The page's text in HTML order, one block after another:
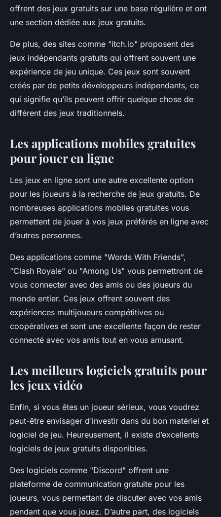
offrent des jeux gratuits sur une base régulière et ont
une section dédiée aux jeux gratuits.
De plus, des sites comme "itch.io" proposent des
jeux indépendants gratuits qui offrent souvent une
expérience de jeu unique. Ces jeux sont souvent
créés par de petits développeurs indépendants, ce
qui signifie qu’ils peuvent offrir quelque chose de
différent des jeux traditionnels.
Les applications mobiles gratuites
pour jouer en ligne
Les jeux en ligne sont une autre excellente option
pour les joueurs à la recherche de jeux gratuits. De
nombreuses applications mobiles gratuites vous
permettent de jouer à vos jeux préférés en ligne avec
d’autres personnes.
Des applications comme "Words With Friends",
"Clash Royale" ou "Among Us" vous permettront de
vous connecter avec des amis ou des joueurs du
monde entier. Ces jeux offrent souvent des
expériences multijoueurs compétitives ou
coopératives et sont une excellente façon de rester
connecté avec vos amis tout en vous amusant.
Les meilleurs logiciels gratuits pour
les jeux vidéo
Enfin, si vous êtes un joueur sérieux, vous voudrez
peut-être envisager d’investir dans du bon matériel et
logiciel de jeu. Heureusement, il existe d’excellents
logiciels de jeux gratuits disponibles.
Des logiciels comme "Discord" offrent une
plateforme de communication gratuite pour les
joueurs, vous permettant de discuter avec vos amis
pendant que vous jouez. D’autre part, des logiciels